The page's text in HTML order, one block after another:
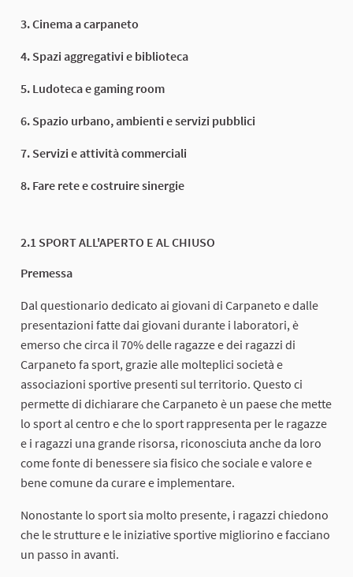
3. Cinema a carpaneto
4. Spazi aggregativi e biblioteca
5. Ludoteca e gaming room
6. Spazio urbano, ambienti e servizi pubblici
7. Servizi e attività commerciali
8. Fare rete e costruire sinergie
2.1 SPORT ALL'APERTO E AL CHIUSO
Premessa
Dal questionario dedicato ai giovani di Carpaneto e dalle
presentazioni fatte dai giovani durante i laboratori, è
emerso che circa il 70% delle ragazze e dei ragazzi di
Carpaneto fa sport, grazie alle molteplici società e
associazioni sportive presenti sul territorio. Questo ci
permette di dichiarare che Carpaneto è un paese che mette
lo sport al centro e che lo sport rappresenta per le ragazze
e i ragazzi una grande risorsa, riconosciuta anche da loro
come fonte di benessere sia fisico che sociale e valore e
bene comune da curare e implementare.
Nonostante lo sport sia molto presente, i ragazzi chiedono
che le strutture e le iniziative sportive migliorino e facciano
un passo in avanti.